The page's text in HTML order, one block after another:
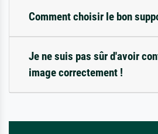
Comment choisir le bon
Je ne suis pas sûr d'avoir
image correctement !